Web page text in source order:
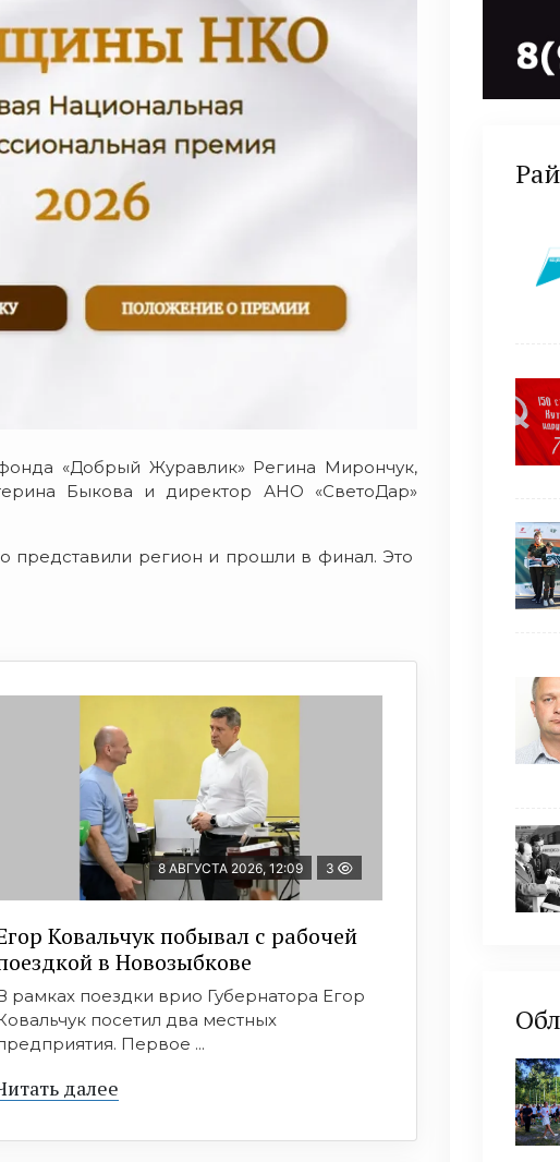
«Добрый Журавлик» Регина Мирончук,
Быкова и директор АНО «СветоДар»
представили регион и прошли в финал. Это
8 АВГУСТА 2026, 12:09 3
Ковальчук побывал с рабочей
в Новозыбкове
рамках поездки врио Губернатора Егор
посетил два местных
Первое ...
далее